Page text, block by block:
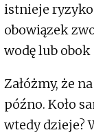
istnieje
obowiązek
wodę lub obok
Załóżmy, że
późno. Koło
wtedy dzieje?